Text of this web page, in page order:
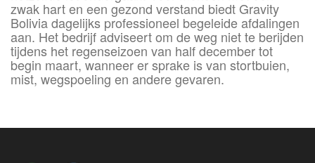
zwak hart en een gezond verstand biedt Gravity
Bolivia dagelijks professioneel begeleide afdalingen
aan. Het bedrijf adviseert om de weg niet te berijden
tijdens het regenseizoen van half december tot
begin maart, wanneer er sprake is van stortbuien,
mist, wegspoeling en andere gevaren.